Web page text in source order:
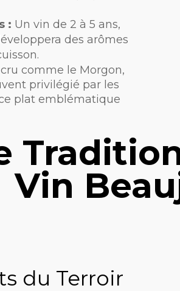
: Un vin de 2 à 5 ans,
des arômes
cru comme le Morgon,
privilégié par les
plat emblématique
Vin
du Terroir